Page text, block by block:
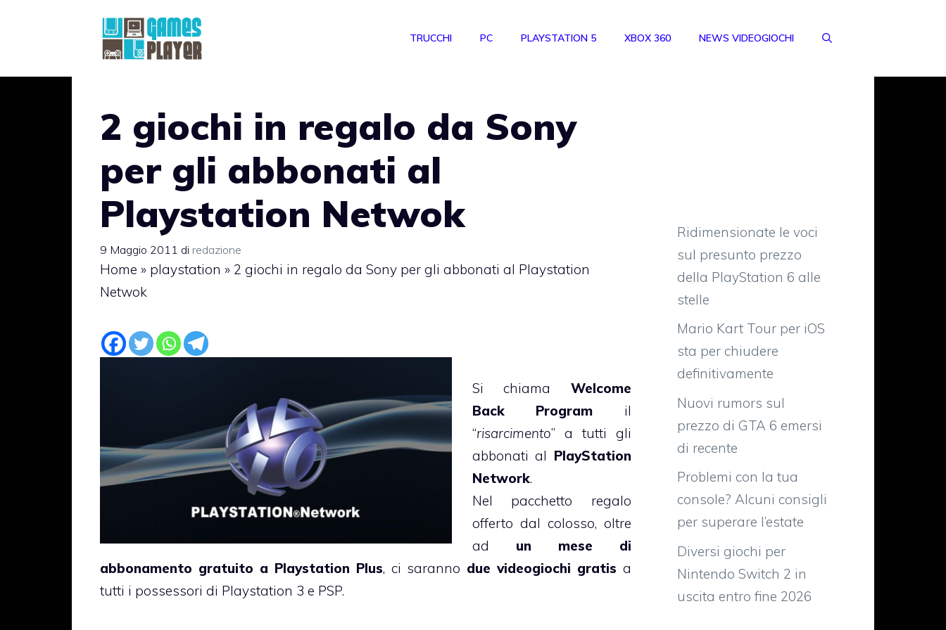
TRUCCHI PC PLAYSTATION 5 XBOX 360 NEWS VIDEOGIOCHI
2 giochi in regalo da Sony
per gli abbonati al
Playstation Netwok
9 Maggio 2011 di redazione
Home » playstation » 2 giochi in regalo da Sony per gli abbonati al Playstation
Netwok
Si chiama Welcome
Back Program il
“risarcimento” a tutti gli
abbonati al PlayStation
Network.
Nel pacchetto regalo
offerto dal colosso, oltre
ad un mese di
abbonamento gratuito a Playstation Plus, ci saranno due videogiochi gratis a
tutti i possessori di Playstation 3 e PSP.
Ridimensionate le voci
sul presunto prezzo
della PlayStation 6 alle
stelle
Mario Kart Tour per iOS
sta per chiudere
definitivamente
Nuovi rumors sul
prezzo di GTA 6 emersi
di recente
Problemi con la tua
console? Alcuni consigli
per superare l’estate
Diversi giochi per
Nintendo Switch 2 in
uscita entro fine 2026